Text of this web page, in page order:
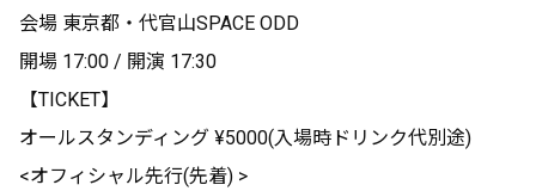
会場 東京都・代官山SPACE ODD
開場 17:00 / 開演 17:30
【TICKET】
オールスタンディング ¥5000(入場時ドリンク代別途)
<オフィシャル先行(先着) >